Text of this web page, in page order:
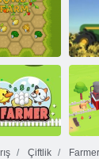
Bulma
2
Çiftliği
Çiftlik